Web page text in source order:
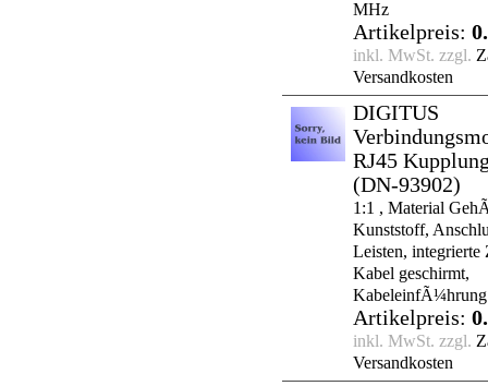
MHz
Artikelpreis:
inkl. MwSt. zzgl.
Versandkosten
DIGITUS
RJ45
(DN-93902)
1:1 , Material
Kunststoff,
Leisten, integrierte
Kabel geschirmt,
Artikelpreis:
inkl. MwSt. zzgl.
Versandkosten